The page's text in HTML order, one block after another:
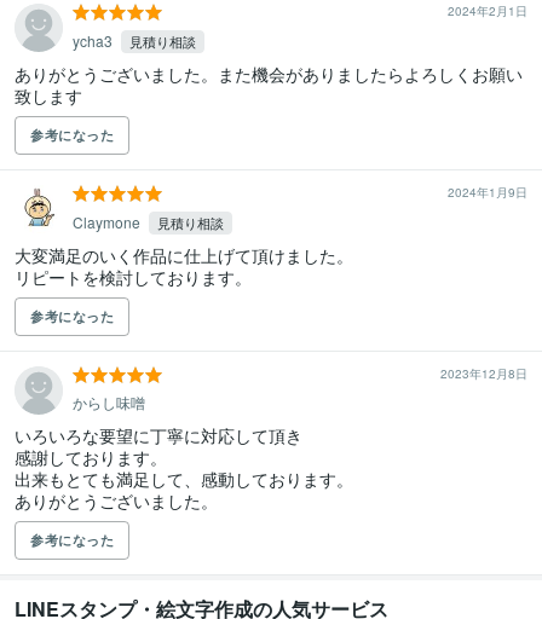
2024年2月1日
ycha3 見積り相談
ありがとうございました。また機会がありましたらよろしくお願い
致します
参考になった
2024年1月9日
Claymone 見積り相談
大変満足のいく作品に仕上げて頂けました。
リピートを検討しております。
参考になった
2023年12月8日
からし味噌
いろいろな要望に丁寧に対応して頂き
感謝しております。
出来もとても満足して、感動しております。
ありがとうございました。
参考になった
LINEスタンプ・絵文字作成の人気サービス